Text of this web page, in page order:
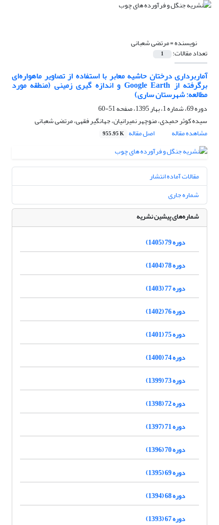
نویسنده =مرتضی شعبانی
تعداد مقالات: 1
آماربرداری درختان حاشیه معابر با استفاده از تصاویر ماهواره‌ای
برگرفته از Google Earth و اندازه گیری زمینی (منطقه مورد
مطالعه: شهرستان ساری)
دوره 69، شماره 1، بهار 1395، صفحه
51-60
سیده کوثر حمیدی، منوچهر نمیرانیان، جهانگیر فقهی، مرتضی شعبانی
مشاهده مقاله
اصل مقاله 955.95 K
مقالات آماده انتشار
شماره جاری
شماره‌های پیشین نشریه
دوره 79 (1405)
دوره 78 (1404)
دوره 77 (1403)
دوره 76 (1402)
دوره 75 (1401)
دوره 74 (1400)
دوره 73 (1399)
دوره 72 (1398)
دوره 71 (1397)
دوره 70 (1396)
دوره 69 (1395)
دوره 68 (1394)
دوره 67 (1393)